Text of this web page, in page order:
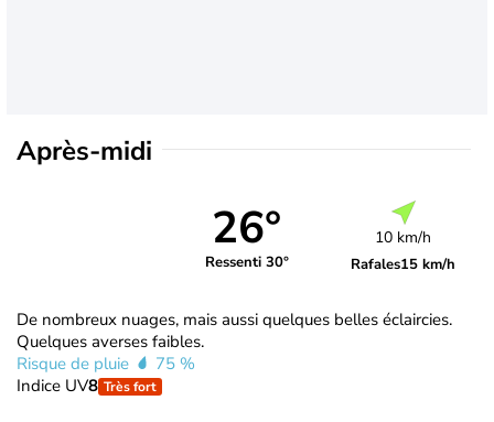
Après-midi
26°
Ressenti 30°
10 km/h
Rafales15 km/h
De nombreux nuages, mais aussi quelques belles éclaircies.
Quelques averses faibles.
Risque de pluie
75 %
Indice UV8 Très fort